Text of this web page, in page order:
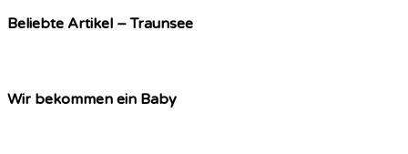
Beliebte Artikel – Traunsee
Wir bekommen ein Baby